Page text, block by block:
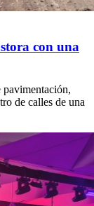
con una
de calles de una